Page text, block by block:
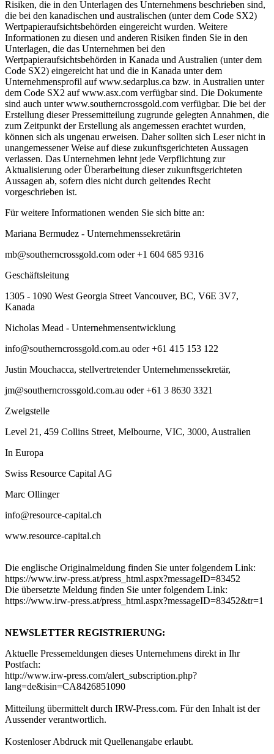
Risiken, die in den Unterlagen des Unternehmens beschrieben sind,
die bei den kanadischen und australischen (unter dem Code SX2)
Wertpapieraufsichtsbehörden eingereicht wurden. Weitere
Informationen zu diesen und anderen Risiken finden Sie in den
Unterlagen, die das Unternehmen bei den
Wertpapieraufsichtsbehörden in Kanada und Australien (unter dem
Code SX2) eingereicht hat und die in Kanada unter dem
Unternehmensprofil auf www.sedarplus.ca bzw. in Australien unter
dem Code SX2 auf www.asx.com verfügbar sind. Die Dokumente
sind auch unter www.southerncrossgold.com verfügbar. Die bei der
Erstellung dieser Pressemitteilung zugrunde gelegten Annahmen, die
zum Zeitpunkt der Erstellung als angemessen erachtet wurden,
können sich als ungenau erweisen. Daher sollten sich Leser nicht in
unangemessener Weise auf diese zukunftsgerichteten Aussagen
verlassen. Das Unternehmen lehnt jede Verpflichtung zur
Aktualisierung oder Überarbeitung dieser zukunftsgerichteten
Aussagen ab, sofern dies nicht durch geltendes Recht
vorgeschrieben ist.
Für weitere Informationen wenden Sie sich bitte an:
Mariana Bermudez - Unternehmenssekretärin
mb@southerncrossgold.com oder +1 604 685 9316
Geschäftsleitung
1305 - 1090 West Georgia Street Vancouver, BC, V6E 3V7,
Kanada
Nicholas Mead - Unternehmensentwicklung
info@southerncrossgold.com.au oder +61 415 153 122
Justin Mouchacca, stellvertretender Unternehmenssekretär,
jm@southerncrossgold.com.au oder +61 3 8630 3321
Zweigstelle
Level 21, 459 Collins Street, Melbourne, VIC, 3000, Australien
In Europa
Swiss Resource Capital AG
Marc Ollinger
info@resource-capital.ch
www.resource-capital.ch
Die englische Originalmeldung finden Sie unter folgendem Link:
https://www.irw-press.at/press_html.aspx?messageID=83452
Die übersetzte Meldung finden Sie unter folgendem Link:
https://www.irw-press.at/press_html.aspx?messageID=83452&tr=1
NEWSLETTER REGISTRIERUNG:
Aktuelle Pressemeldungen dieses Unternehmens direkt in Ihr
Postfach:
http://www.irw-press.com/alert_subscription.php?
lang=de&isin=CA8426851090
Mitteilung übermittelt durch IRW-Press.com. Für den Inhalt ist der
Aussender verantwortlich.
Kostenloser Abdruck mit Quellenangabe erlaubt.